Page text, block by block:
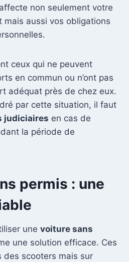
non seulement votre
aussi vos obligations
ceux qui ne peuvent
en commun ou n’ont pas
adéquat près de chez eux.
par cette situation, il faut
judiciaires en cas de
la période de
permis : une
une voiture sans
une solution efficace. Ces
des scooters mais sur